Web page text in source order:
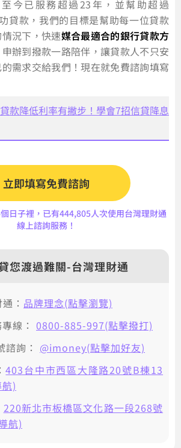
今已服務超過23年，並幫助超過
貸款，我們的目標是幫助每一位貸款
況下，快速媒合最適合的銀行貸款方
申辦到撥款一路陪伴，讓貸款人不只安
需求交給我們！現在就免費諮詢填寫
款降低利率有撇步！學會7招信貸降息
立即填寫免費諮詢
日子裡，已有444,805人次使用台灣理財通
線上諮詢服務！
您渡過難關-台灣理財通
： 品牌理念(點擊瀏覽)
線： 0800-885-997(點擊撥打)
諮詢： @imoney(點擊加好友)
403台中市西區大隆路20號B棟13
)
220新北市板橋區文化路一段268號
航)